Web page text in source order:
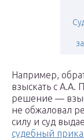
Например,
взыскать с А.А.
решение —
не обжаловал
силу и суд
судебный